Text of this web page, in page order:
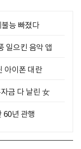
능 빠졌다
일으킨 음악 앱
아이폰 대란
금 다 날린 女
60년 관행